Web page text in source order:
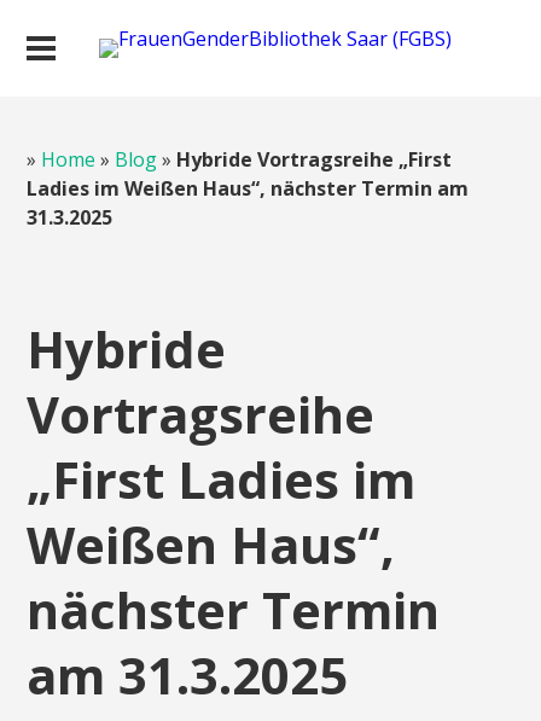
» Home » Blog» Hybride Vortragsreihe „First
Ladies im Weißen Haus“, nächster Termin am
31.3.2025
Hybride
Vortragsreihe
„First Ladies im
Weißen Haus“,
nächster Termin
am 31.3.2025